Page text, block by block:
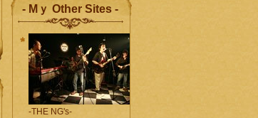
- Mｙ Other Sites -
-THE NG's-